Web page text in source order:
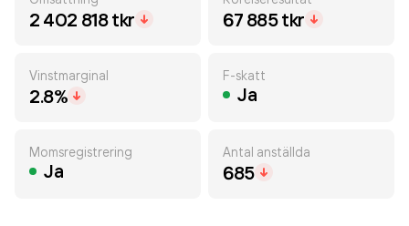
2 402 818 tkr 67 885 tkr
Vinstmarginal
2.8%
F-skatt
Ja
Momsregistrering
Ja
Antal anställda
685